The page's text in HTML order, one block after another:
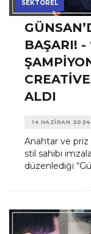
SEKTÖREL
BAŞARI! -
ALDI
14 HAZIRAN 2024
Anahtar ve priz
stil sahibi
düzenlediği